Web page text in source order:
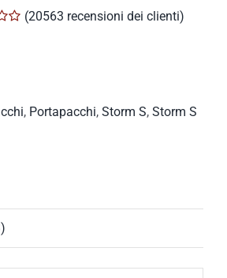
(20563 recensioni dei clienti)
, Portapacchi, Storm S, Storm S